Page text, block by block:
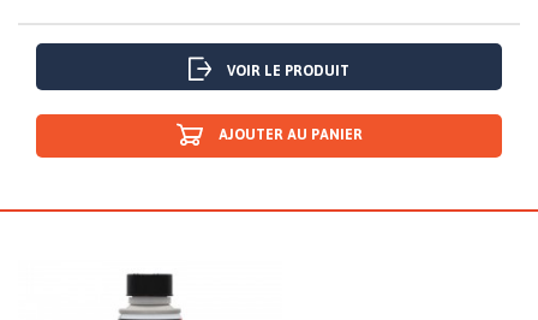
VOIR LE PRODUIT
AJOUTER AU PANIER